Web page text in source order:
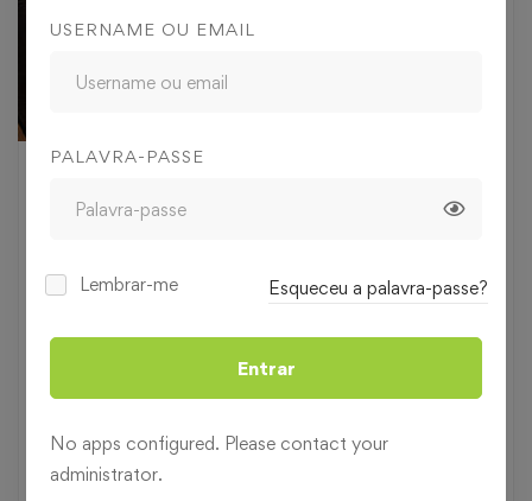
152,00 €
USERNAME OU EMAIL
PALAVRA-PASSE
Lembrar-me Esqueceu a palavra-passe?
Entrar
No apps configured. Please contact your
administrator.